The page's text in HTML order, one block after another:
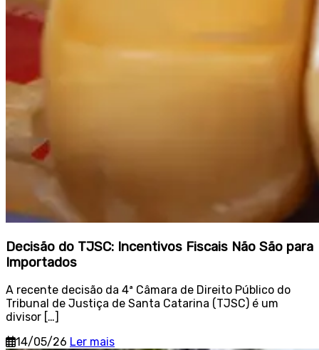
Decisão do TJSC: Incentivos Fiscais Não São para
Importados
A recente decisão da 4ª Câmara de Direito Público do
Tribunal de Justiça de Santa Catarina (TJSC) é um
divisor […]
14/05/26 Ler mais